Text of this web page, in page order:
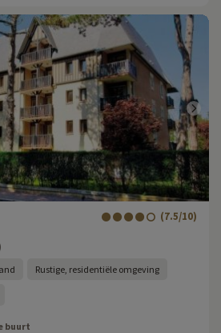
(7.5/10)
Rustige, residentiële omgeving
buurt